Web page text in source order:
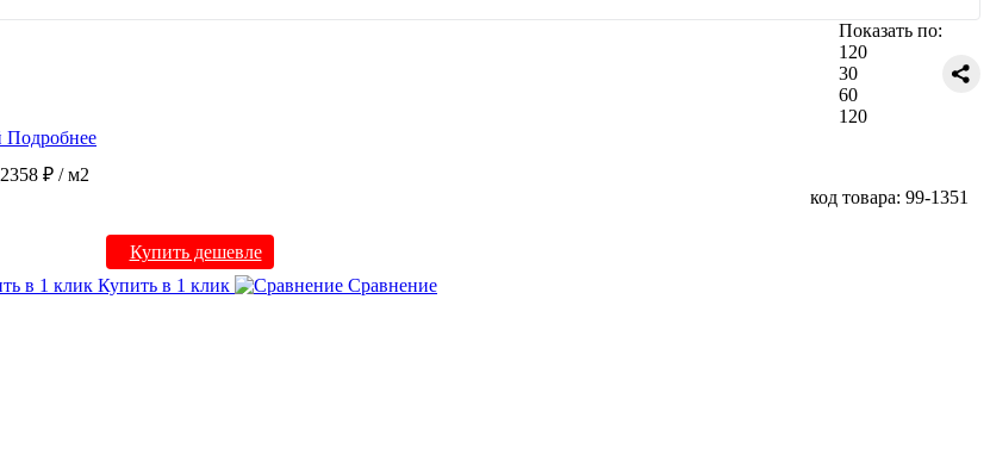
Показать по:
120
30
60
120
Подробнее
2358 ₽ / м2
код товара: 99-1351
Купить дешевле
Купить в 1 клик
Сравнение